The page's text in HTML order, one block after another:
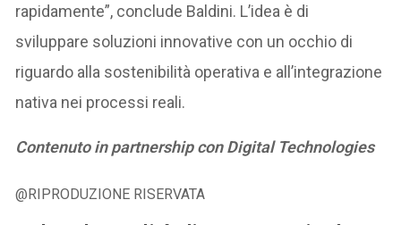
rapidamente”, conclude Baldini. L’idea è di
sviluppare soluzioni innovative con un occhio di
riguardo alla sostenibilità operativa e all’integrazione
nativa nei processi reali.
Contenuto in partnership con Digital Technologies
@RIPRODUZIONE RISERVATA